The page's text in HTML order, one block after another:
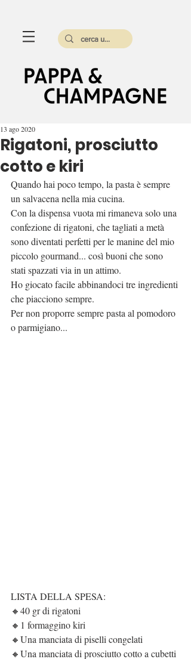
Rigatoni, prosciutto
cotto e kiri
13 ago 2020
Quando hai poco tempo, la pasta è sempre
un salvacena nella mia cucina.
Con la dispensa vuota mi rimaneva solo una
confezione di rigatoni, che tagliati a metà
sono diventati perfetti per le manine del mio
piccolo gourmand... così buoni che sono
stati spazzati via in un attimo.
Ho giocato facile abbinandoci tre ingredienti
che piacciono sempre.
Per non proporre sempre pasta al pomodoro
o parmigiano...
LISTA DELLA SPESA:
🔸40 gr di rigatoni
🔸1 formaggino kiri
🔸Una manciata di piselli congelati
🔸Una manciata di prosciutto cotto a cubetti